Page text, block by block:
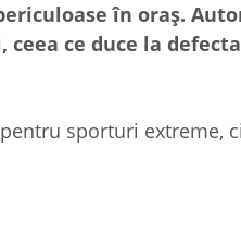
în oraș.
ce duce la
sporturi extreme,